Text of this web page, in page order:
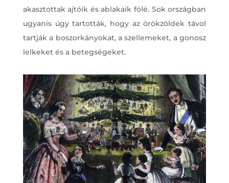
akasztottak ajtóik és ablakaik fölé. Sok országban
ugyanis úgy tartották, hogy az örökzöldek távol
tartják a boszorkányokat, a szellemeket, a gonosz
lelkeket és a betegségeket.